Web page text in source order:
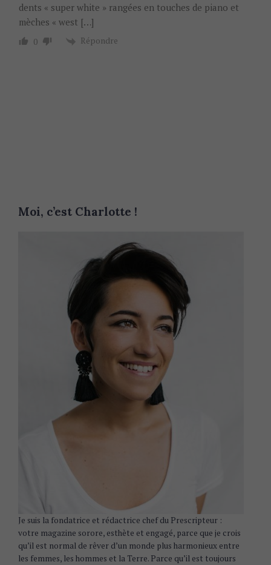
Moi, c’est Charlotte !
Je suis la fondatrice et rédactrice chef du Prescripteur :
votre magazine sorore, esthète et engagé, parce que je crois
qu’il est normal de rêver d’un monde plus harmonieux entre
les femmes, les hommes et la Terre. Parce qu’il est toujours
dents « super white » rangées en touches de piano et
mèches « west […]
0 Répondre